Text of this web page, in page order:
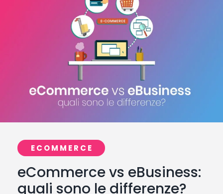
ECOMMERCE
eCommerce vs eBusiness:
quali sono le differenze?